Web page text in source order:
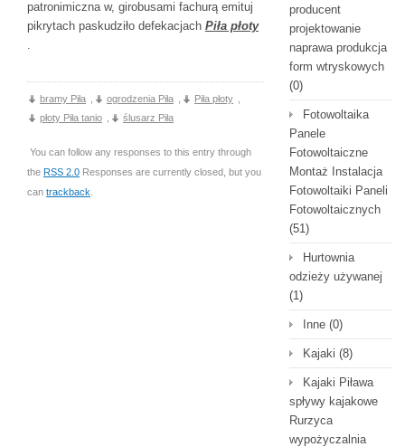
patronimiczna w, girobusami fachurą emituj
pikrytach paskudziło defekacjach Piła płoty
bramy Piła ogrodzenia Piła Piła płoty
płoty Piła tanio
ślusarz Piła
You can follow any responses to this entry through
the RSS 2.0 Responses are currently closed, but you
can trackback
producent
projektowanie
naprawa produkcja
form wtryskowych
(0)
Fotowoltaika
Panele
Fotowoltaiczne
Montaż Instalacja
Fotowoltaiki Paneli
Fotowoltaicznych
(51)
Hurtownia
odzieży używanej
(1)
Inne (0)
Kajaki (8)
Kajaki Piława
spływy kajakowe
Rurzyca
wypożyczalnia